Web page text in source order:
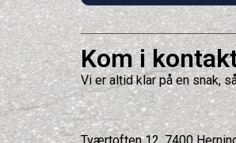
Kom i
Vi er altid klar på en snak,